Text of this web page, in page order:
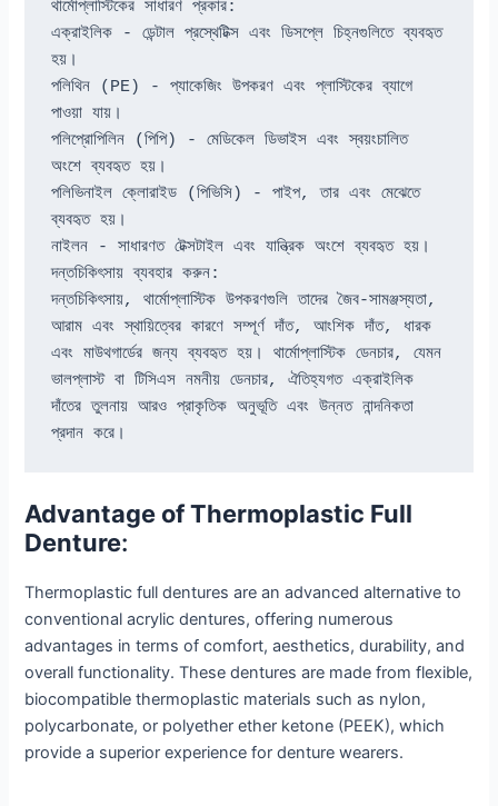
থার্মোপ্লাস্টিকের সাধারণ প্রকার:
এক্রাইলিক - ডেন্টাল প্রস্থেটিক্স এবং ডিসপ্লে চিহ্নগুলিতে ব্যবহৃত
হয়।
পলিথিন (PE) - প্যাকেজিং উপকরণ এবং প্লাস্টিকের ব্যাগে
পাওয়া যায়।
পলিপ্রোপিলিন (পিপি) - মেডিকেল ডিভাইস এবং স্বয়ংচালিত
অংশে ব্যবহৃত হয়।
পলিভিনাইল ক্লোরাইড (পিভিসি) - পাইপ, তার এবং মেঝেতে
ব্যবহৃত হয়।
নাইলন - সাধারণত টেক্সটাইল এবং যান্ত্রিক অংশে ব্যবহৃত হয়।
দন্তচিকিৎসায় ব্যবহার করুন:
দন্তচিকিৎসায়, থার্মোপ্লাস্টিক উপকরণগুলি তাদের জৈব-সামঞ্জস্যতা,
আরাম এবং স্থায়িত্বের কারণে সম্পূর্ণ দাঁত, আংশিক দাঁত, ধারক
এবং মাউথগার্ডের জন্য ব্যবহৃত হয়। থার্মোপ্লাস্টিক ডেনচার, যেমন
ভালপ্লাস্ট বা টিসিএস নমনীয় ডেনচার, ঐতিহ্যগত এক্রাইলিক
দাঁতের তুলনায় আরও প্রাকৃতিক অনুভূতি এবং উন্নত নান্দনিকতা
প্রদান করে।
Advantage of Thermoplastic Full
Denture:
Thermoplastic full dentures are an advanced alternative to
conventional acrylic dentures, offering numerous
advantages in terms of comfort, aesthetics, durability, and
overall functionality. These dentures are made from flexible,
biocompatible thermoplastic materials such as nylon,
polycarbonate, or polyether ether ketone (PEEK), which
provide a superior experience for denture wearers.